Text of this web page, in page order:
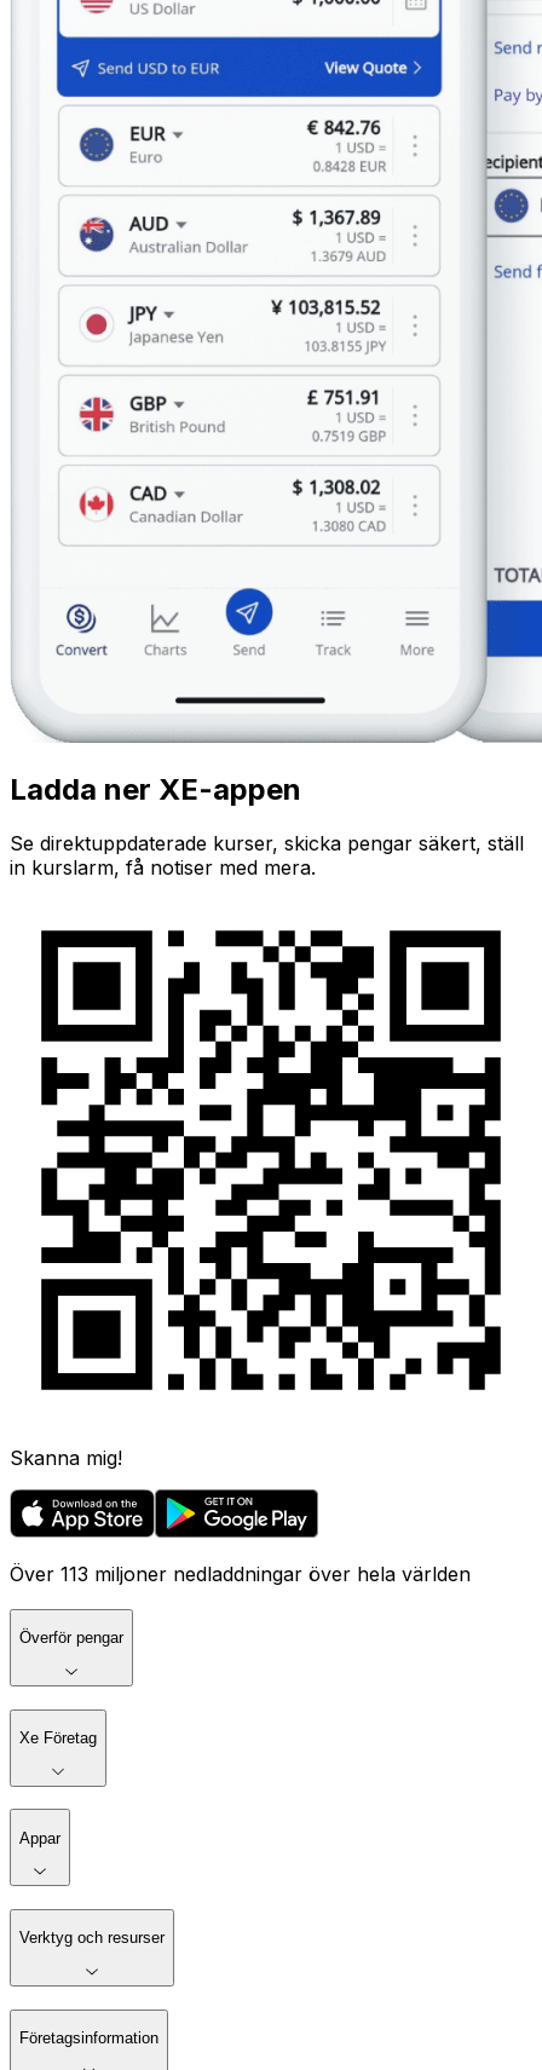
Ladda ner XE-appen
Se direktuppdaterade kurser, skicka pengar säkert, ställ
in kurslarm, få notiser med mera.
Skanna mig!
Över 113 miljoner nedladdningar över hela världen
Överför pengar
Xe Företag
Appar
Verktyg och resurser
Företagsinformation